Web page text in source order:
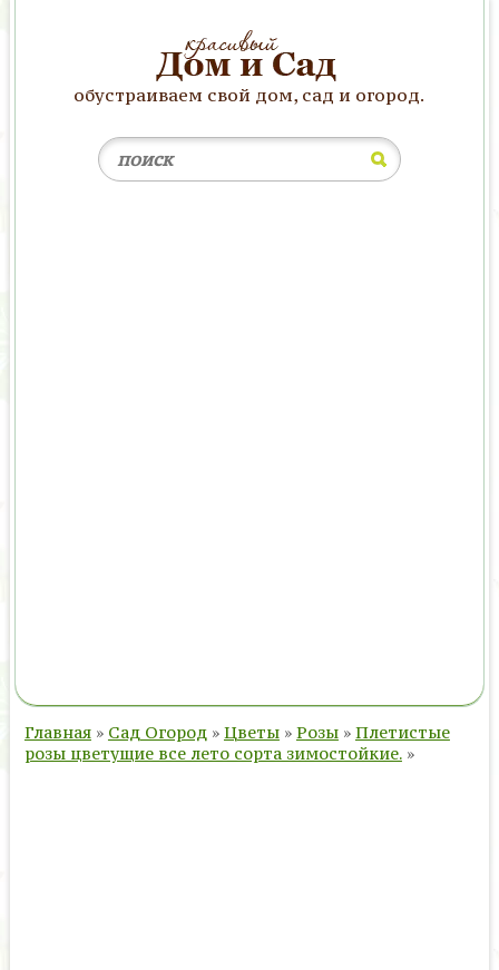
обустраиваем свой дом, сад и огород.
Главная » Сад Огород » Цветы » Розы » Плетистые
розы цветущие все лето сорта зимостойкие. »